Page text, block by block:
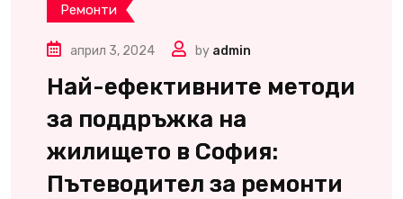
Ремонти
април 3, 2024 by admin
Най-ефективните методи
за поддръжка на
жилището в София:
Пътеводител за ремонти